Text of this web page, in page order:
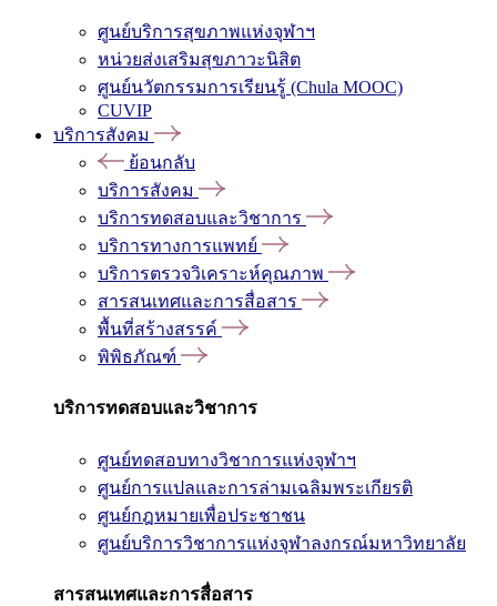
ศูนย์บริการสุขภาพแห่งจุฬาฯ
หน่วยส่งเสริมสุขภาวะนิสิต
ศูนย์นวัตกรรมการเรียนรู้ (Chula MOOC)
CUVIP
บริการสังคม
ย้อนกลับ
บริการสังคม
บริการทดสอบและวิชาการ
บริการทางการแพทย์
บริการตรวจวิเคราะห์คุณภาพ
สารสนเทศและการสื่อสาร
พื้นที่สร้างสรรค์
พิพิธภัณฑ์
บริการทดสอบและวิชาการ
ศูนย์ทดสอบทางวิชาการแห่งจุฬาฯ
ศูนย์การแปลและการล่ามเฉลิมพระเกียรติ
ศูนย์กฎหมายเพื่อประชาชน
ศูนย์บริการวิชาการแห่งจุฬาลงกรณ์มหาวิทยาลัย
สารสนเทศและการสื่อสาร